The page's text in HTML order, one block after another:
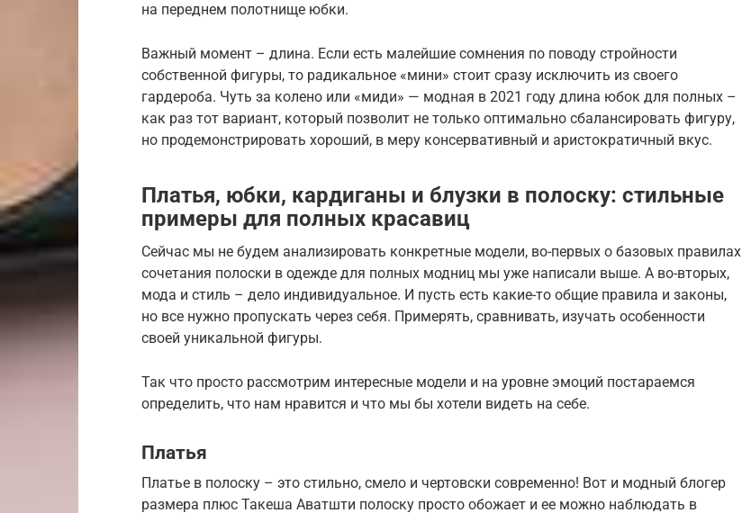
на переднем полотнище юбки.
Важный момент – длина. Если есть малейшие сомнения по поводу стройности
собственной фигуры, то радикальное «мини» стоит сразу исключить из своего
гардероба. Чуть за колено или «миди» — модная в 2021 году длина юбок для полных –
как раз тот вариант, который позволит не только оптимально сбалансировать фигуру,
но продемонстрировать хороший, в меру консервативный и аристократичный вкус.
Платья, юбки, кардиганы и блузки в полоску: стильные
примеры для полных красавиц
Сейчас мы не будем анализировать конкретные модели, во-первых о базовых правилах
сочетания полоски в одежде для полных модниц мы уже написали выше. А во-вторых,
мода и стиль – дело индивидуальное. И пусть есть какие-то общие правила и законы,
но все нужно пропускать через себя. Примерять, сравнивать, изучать особенности
своей уникальной фигуры.
Так что просто рассмотрим интересные модели и на уровне эмоций постараемся
определить, что нам нравится и что мы бы хотели видеть на себе.
Платья
Платье в полоску – это стильно, смело и чертовски современно! Вот и модный блогер
размера плюс Такеша Аватшти полоску просто обожает и ее можно наблюдать в